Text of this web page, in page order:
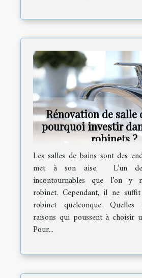
Rénovation de salle
pourquoi investir
robinets ?
Les salles de bains sont des
met à son aise. L’un des
incontournables que l’on y
robinet. Cependant, il ne
robinet quelconque.
raisons qui poussent à choisir
Pour...